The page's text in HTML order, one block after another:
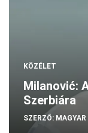
KÖZÉLET
Milanović:
Szerbiára
SZERZŐ: